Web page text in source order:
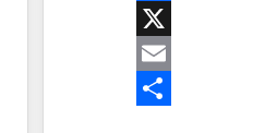
Facebook
X
Email